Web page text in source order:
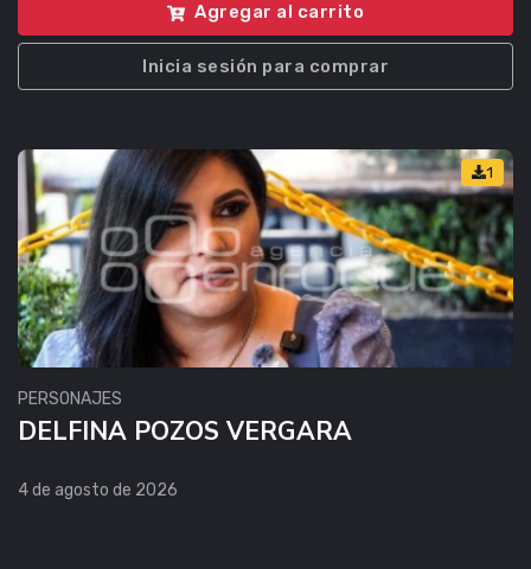
Agregar al carrito
Inicia sesión para comprar
1
PERSONAJES
DELFINA POZOS VERGARA
4 de agosto de 2026